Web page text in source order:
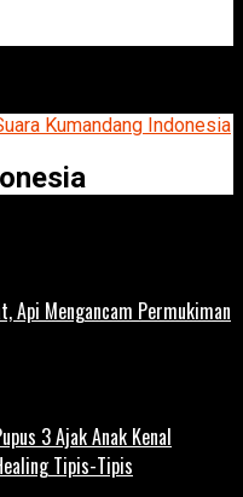
Api Mengancam Permukiman
3 Ajak Anak Kenal
Tipis-Tipis